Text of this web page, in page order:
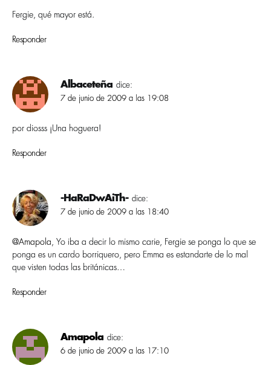
Fergie, qué mayor está.
Responder
Albaceteña dice:
7 de junio de 2009 a las 19:08
por diosss ¡Una hoguera!
Responder
-HaRaDwAiTh- dice:
7 de junio de 2009 a las 18:40
@Amapola , Yo iba a decir lo mismo carie, Fergie se ponga lo que se
ponga es un cardo borriquero, pero Emma es estandarte de lo mal
que visten todas las británicas…
Responder
Amapola dice:
6 de junio de 2009 a las 17:10